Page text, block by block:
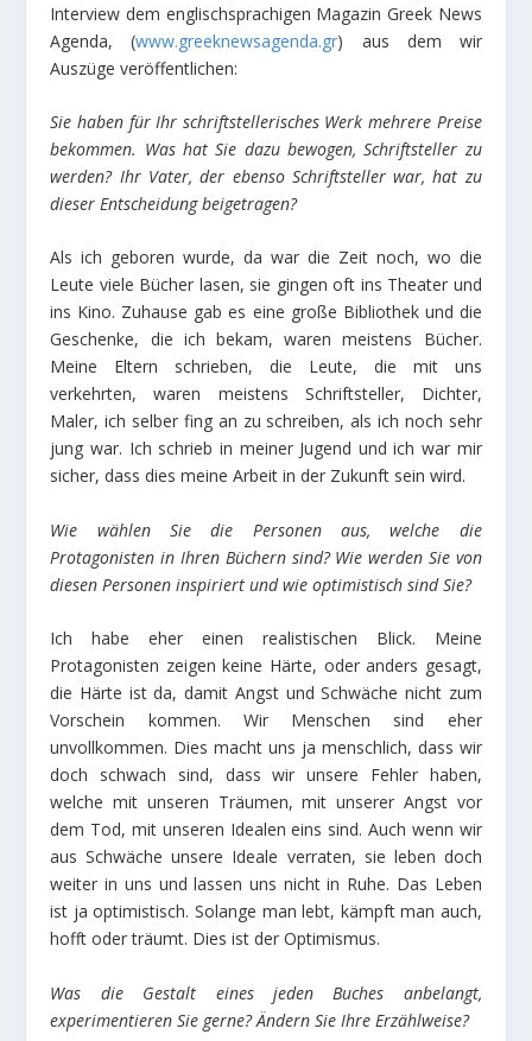
Interview dem englischsprachigen Magazin Greek News
Agenda, (www.greeknewsagenda.gr) aus dem wir
Auszüge veröffentlichen:
Sie haben für Ihr schriftstellerisches Werk mehrere Preise
bekommen. Was hat Sie dazu bewogen, Schriftsteller zu
werden? Ihr Vater, der ebenso Schriftsteller war, hat zu
dieser Entscheidung beigetragen?
Als ich geboren wurde, da war die Zeit noch, wo die
Leute viele Bücher lasen, sie gingen oft ins Theater und
ins Kino. Zuhause gab es eine große Bibliothek und die
Geschenke, die ich bekam, waren meistens Bücher.
Meine Eltern schrieben, die Leute, die mit uns
verkehrten, waren meistens Schriftsteller, Dichter,
Maler, ich selber fing an zu schreiben, als ich noch sehr
jung war. Ich schrieb in meiner Jugend und ich war mir
sicher, dass dies meine Arbeit in der Zukunft sein wird.
Wie wählen Sie die Personen aus, welche die
Protagonisten in Ihren Büchern sind? Wie werden Sie von
diesen Personen inspiriert und wie optimistisch sind Sie?
Ich habe eher einen realistischen Blick. Meine
Protagonisten zeigen keine Härte, oder anders gesagt,
die Härte ist da, damit Angst und Schwäche nicht zum
Vorschein kommen. Wir Menschen sind eher
unvollkommen. Dies macht uns ja menschlich, dass wir
doch schwach sind, dass wir unsere Fehler haben,
welche mit unseren Träumen, mit unserer Angst vor
dem Tod, mit unseren Idealen eins sind. Auch wenn wir
aus Schwäche unsere Ideale verraten, sie leben doch
weiter in uns und lassen uns nicht in Ruhe. Das Leben
ist ja optimistisch. Solange man lebt, kämpft man auch,
hofft oder träumt. Dies ist der Optimismus.
Was die Gestalt eines jeden Buches anbelangt,
experimentieren Sie gerne? Ändern Sie Ihre Erzählweise?